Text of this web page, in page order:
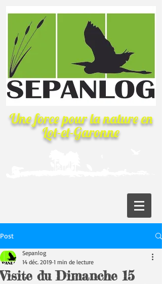
Une force pour la natureen
Lot-et-Garonne
Post
Visite du Dimanche 15
Sepanlog
14 déc. 2019 1 min de lecture